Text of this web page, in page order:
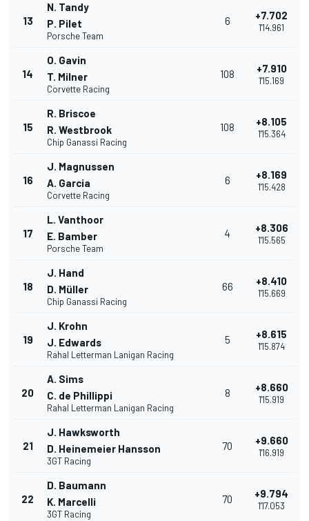
13
N. Tandy
P. Pilet
Porsche Team
6 +7.702
1'14.961
14
O. Gavin
T. Milner
Corvette Racing
108 +7.910
1'15.169
15
R. Briscoe
R. Westbrook
Chip Ganassi Racing
108 +8.105
1'15.364
16
J. Magnussen
A. Garcia
Corvette Racing
6 +8.169
1'15.428
17
L. Vanthoor
E. Bamber
Porsche Team
4 +8.306
1'15.565
18
J. Hand
D. Müller
Chip Ganassi Racing
66 +8.410
1'15.669
19
J. Krohn
J. Edwards
Rahal Letterman Lanigan Racing
5 +8.615
1'15.874
20
A. Sims
C. de Phillippi
Rahal Letterman Lanigan Racing
8 +8.660
1'15.919
21
J. Hawksworth
D. Heinemeier Hansson
3GT Racing
70 +9.660
1'16.919
22
D. Baumann
K. Marcelli
3GT Racing
70 +9.794
1'17.053